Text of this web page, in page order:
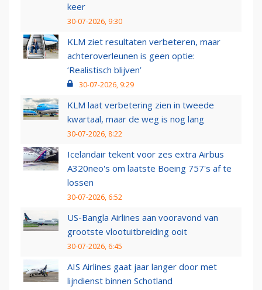
keer
30-07-2026, 9:30
KLM ziet resultaten verbeteren, maar
achteroverleunen is geen optie:
‘Realistisch blijven’
30-07-2026, 9:29
KLM laat verbetering zien in tweede
kwartaal, maar de weg is nog lang
30-07-2026, 8:22
Icelandair tekent voor zes extra Airbus
A320neo's om laatste Boeing 757's af te
lossen
30-07-2026, 6:52
US-Bangla Airlines aan vooravond van
grootste vlootuitbreiding ooit
30-07-2026, 6:45
AIS Airlines gaat jaar langer door met
lijndienst binnen Schotland